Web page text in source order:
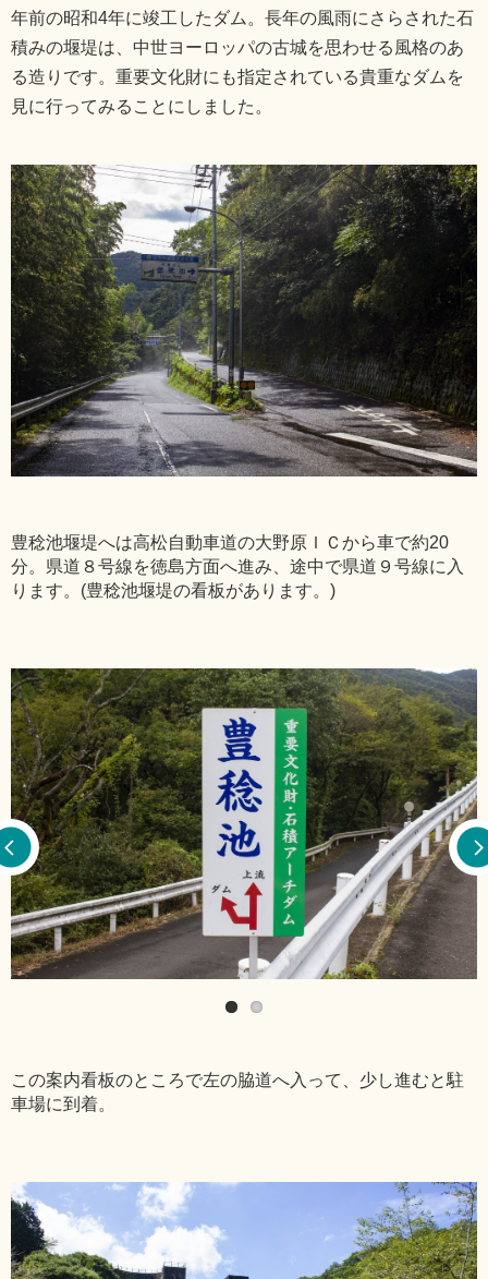
年前の昭和4年に竣工したダム。長年の風雨にさらされた石
積みの堰堤は、中世ヨーロッパの古城を思わせる風格のあ
る造りです。重要文化財にも指定されている貴重なダムを
見に行ってみることにしました。
豊稔池堰堤へは高松自動車道の大野原ＩＣから車で約20
分。県道８号線を徳島方面へ進み、途中で県道９号線に入
ります。(豊稔池堰堤の看板があります。)
この案内看板のところで左の脇道へ入って、少し進むと駐
車場に到着。